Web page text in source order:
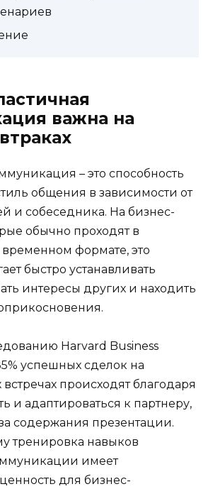
важна на
– это способность
общения в зависимости от
и собеседника. На бизнес-
обычно проходят в
формате, это
быстро устанавливать
интересы других и находить
Harvard Business
успешных сделок на
происходят благодаря
и адаптироваться к партнеру,
содержания презентации.
тренировка навыков
имеет
для бизнес-